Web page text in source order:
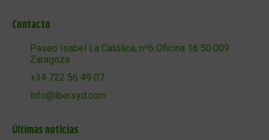
Contacto
Paseo Isabel La Católica, nº6 Oficina 16 50.009
Zaragoza
+34 722 56 49 07
info@ibersyd.com
Últimas noticias